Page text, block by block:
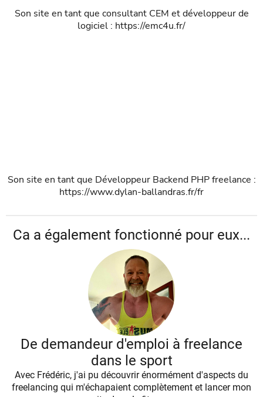
Son site en tant que consultant CEM et développeur de
logiciel : https://emc4u.fr/
Son site en tant que Développeur Backend PHP freelance :
https://www.dylan-ballandras.fr/fr
Ca a également fonctionné pour eux...
De demandeur d'emploi à freelance
dans le sport
Avec Frédéric, j'ai pu découvrir énormément d'aspects du
freelancing qui m'échapaient complètement et lancer mon